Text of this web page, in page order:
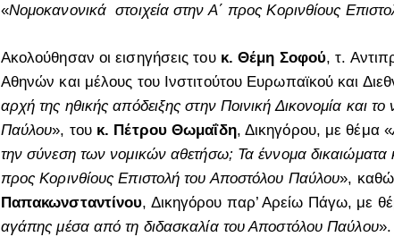
«Νομοκανονικά στοιχεία στην Α΄ προς Κορινθίους
Ακολούθησαν οι εισηγήσεις του κ. Θέμη Σοφού, τ.
Αθηνών και μέλους του Ινστιτούτου Ευρωπαϊκού και
αρχή της ηθικής απόδειξης στην Ποινική Δικονομία και
Παύλου», του κ. Πέτρου Θωμαΐδη, Δικηγόρου, με θέμα «
την σύνεση των νομικών αθετήσω; Τα έννομα δικαιώματα
προς Κορινθίους Επιστολή του Αποστόλου Παύλου»,
Παπακωνσταντίνου, Δικηγόρου παρ’ Αρείω Πάγω, με
αγάπης μέσα από τη διδασκαλία του Αποστόλου Παύλου».